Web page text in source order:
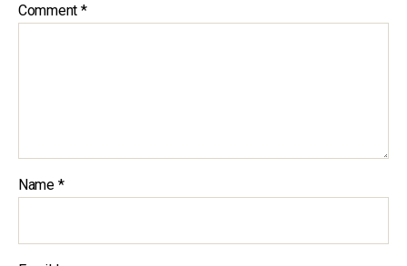
Comment *
Name *